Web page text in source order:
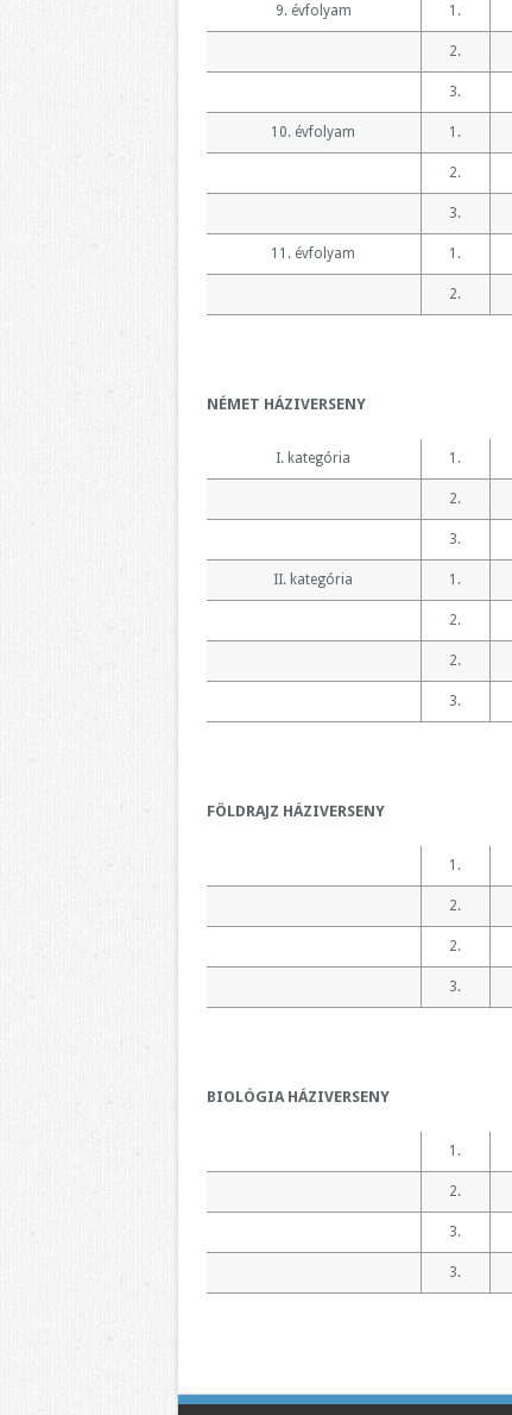
9. évfolyam 1.
2.
3.
10. évfolyam 1.
2.
3.
11. évfolyam 1.
2.
NÉMET HÁZIVERSENY
I. kategória 1.
2.
3.
II. kategória 1.
2.
2.
3.
FÖLDRAJZ HÁZIVERSENY
1.
2.
2.
3.
BIOLÓGIA HÁZIVERSENY
1.
2.
3.
3.